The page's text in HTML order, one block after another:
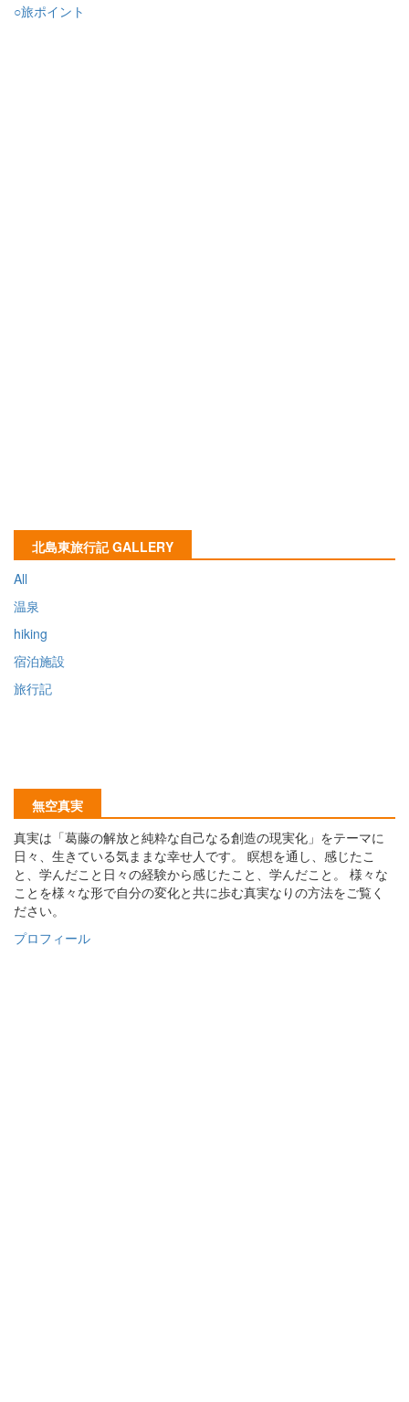
○旅ポイント
北島東旅行記 GALLERY
All
温泉
hiking
宿泊施設
旅行記
無空真実
真実は「葛藤の解放と純粋な自己なる創造の現実化」をテーマに
日々、生きている気ままな幸せ人です。 瞑想を通し、感じたこ
と、学んだこと日々の経験から感じたこと、学んだこと。 様々な
ことを様々な形で自分の変化と共に歩む真実なりの方法をご覧く
ださい。
プロフィール